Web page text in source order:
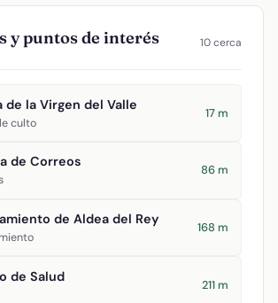
y puntos de interés 10 cerca
de la Virgen del Valle
culto
17 m
de Correos
86 m
de Aldea del Rey
168 m
de Salud
211 m